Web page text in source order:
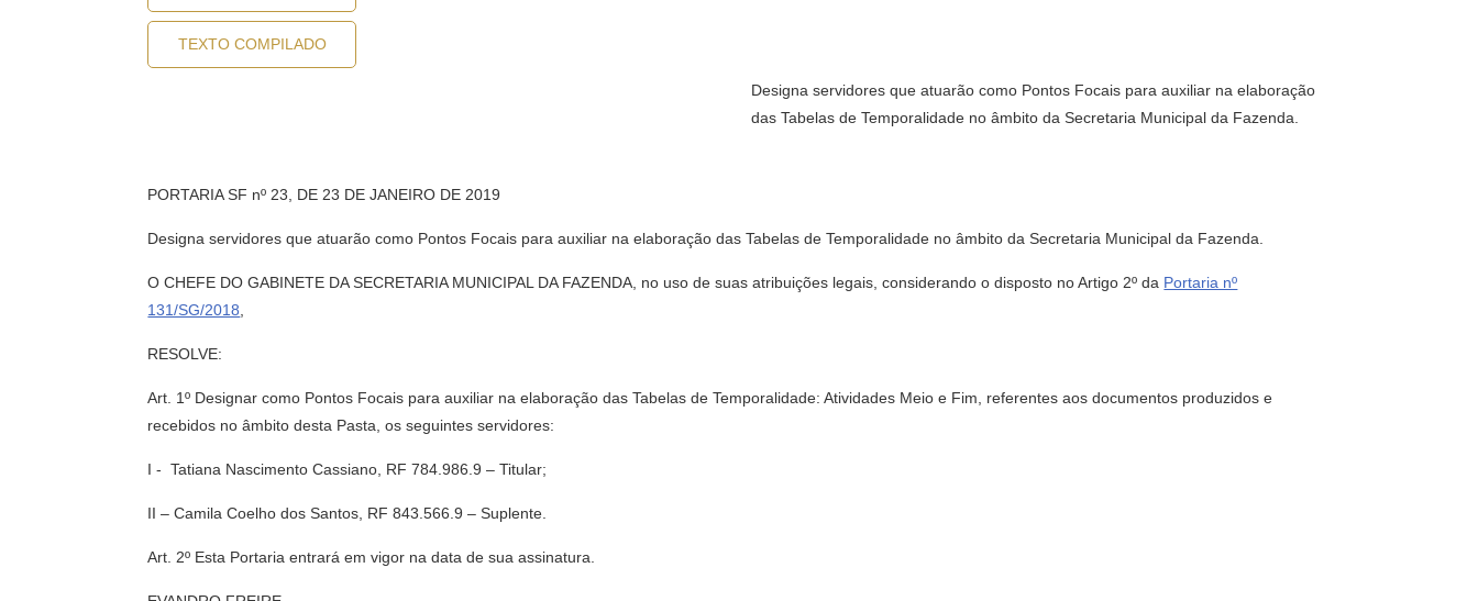
TEXTO COMPILADO
Designa servidores que atuarão como Pontos Focais para auxiliar na elaboração
das Tabelas de Temporalidade no âmbito da Secretaria Municipal da Fazenda.
PORTARIA SF nº 23, DE 23 DE JANEIRO DE 2019
Designa servidores que atuarão como Pontos Focais para auxiliar na elaboração das Tabelas de Temporalidade no âmbito da Secretaria Municipal da Fazenda.
O CHEFE DO GABINETE DA SECRETARIA MUNICIPAL DA FAZENDA, no uso de suas atribuições legais, considerando o disposto no Artigo 2º da Portaria nº
131/SG/2018
RESOLVE:
Art. 1º Designar como Pontos Focais para auxiliar na elaboração das Tabelas de Temporalidade: Atividades Meio e Fim, referentes aos documentos produzidos e
recebidos no âmbito desta Pasta, os seguintes servidores:
I - Tatiana Nascimento Cassiano, RF 784.986.9 – Titular;
II – Camila Coelho dos Santos, RF 843.566.9 – Suplente.
Art. 2º Esta Portaria entrará em vigor na data de sua assinatura.